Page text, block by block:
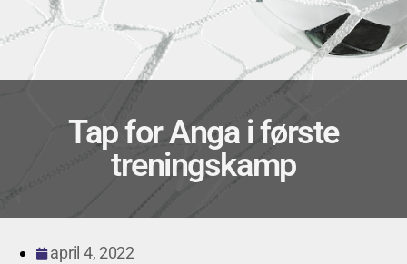
Tap for Anga i første
treningskamp
april 4, 2022